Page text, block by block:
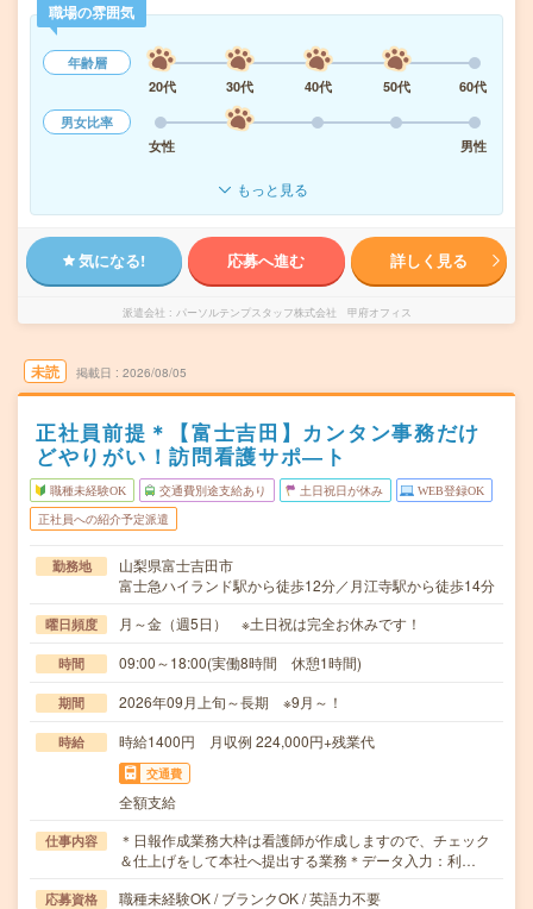
職場の雰囲気
年齢層
20代
30代 40代 50代
60代
男女比率
女性
男性
もっと見る
気になる! 応募へ進む 詳しく見る
派遣会社 パーソルテンプスタッフ株式会社 甲府オフィス
未読 掲載日 2026/08/05
正社員前提＊【富士吉田】カンタン事務だけ
どやりがい！訪問看護サポ―ト
職種未経験OK 交通費別途支給あり 土日祝日が休み WEB登録OK
正社員への紹介予定派遣
勤務地
山梨県富士吉田市
富士急ハイランド駅から徒歩12分／月江寺駅から徒歩14分
曜日頻度 月～金（週5日） ※土日祝は完全お休みです！
時間 09:00～18:00(実働8時間 休憩1時間)
期間 2026年09月上旬～長期 ※9月～！
時給 時給1400円 月収例 224,000円+残業代
交通費
全額支給
仕事内容
＊日報作成業務大枠は看護師が作成しますので、チェック
＆仕上げをして本社へ提出する業務＊データ入力：利…
応募資格
職種未経験OK / ブランクOK / 英語力不要